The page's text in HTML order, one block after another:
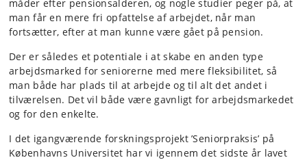
måder efter pensionsalderen, og nogle studier peger på, at
man får en mere fri opfattelse af arbejdet, når man
fortsætter, efter at man kunne være gået på pension.
Der er således et potentiale i at skabe en anden type
arbejdsmarked for seniorerne med mere fleksibilitet, så
man både har plads til at arbejde og til alt det andet i
tilværelsen. Det vil både være gavnligt for arbejdsmarkedet
og for den enkelte.
I det igangværende forskningsprojekt ’Seniorpraksis’ på
Københavns Universitet har vi igennem det sidste år lavet